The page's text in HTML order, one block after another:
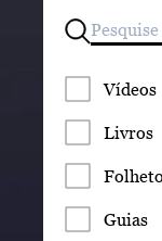
Vídeos
Livros
Guias